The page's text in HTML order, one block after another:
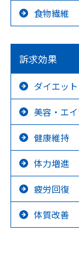
食物繊維
訴求効果
ダイエッ
美容・エ
健康維持
体力増進
疲労回復
体質改善